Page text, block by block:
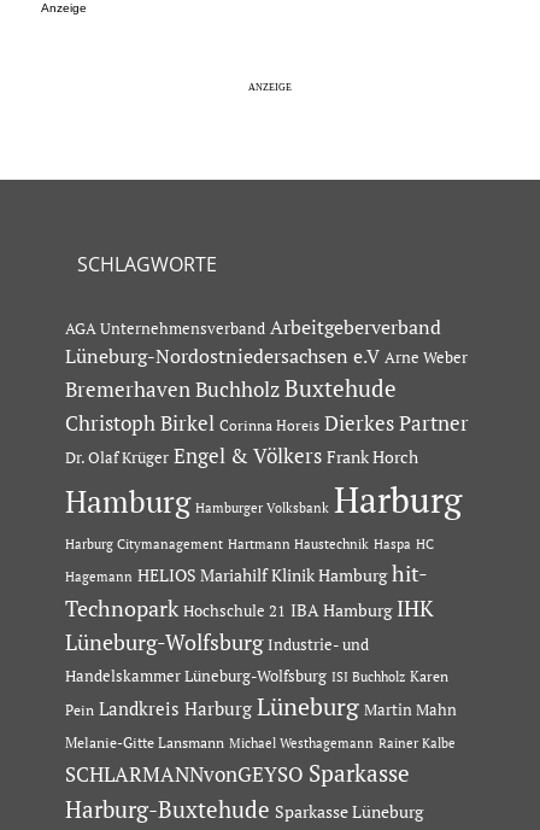
Anzeige
SCHLAGWORTE
AGA Unternehmensverband Arbeitgeberverband
Lüneburg-Nordostniedersachsen e.V Arne Weber
Bremerhaven Buchholz Buxtehude
Christoph Birkel Corinna Horeis Dierkes Partner
Dr. Olaf Krüger Engel & Völkers Frank Horch
Hamburg Hamburger Volksbank Harburg
Harburg Citymanagement Hartmann Haustechnik Haspa HC
Hagemann HELIOS Mariahilf Klinik Hamburg hit-
Technopark Hochschule 21 IBA Hamburg IHK
Lüneburg-Wolfsburg Industrie- und
Handelskammer Lüneburg-Wolfsburg ISI Buchholz Karen
Pein Landkreis Harburg Lüneburg Martin Mahn
Melanie-Gitte Lansmann Michael Westhagemann Rainer Kalbe
SCHLARMANNvonGEYSO Sparkasse
Harburg-Buxtehude Sparkasse Lüneburg